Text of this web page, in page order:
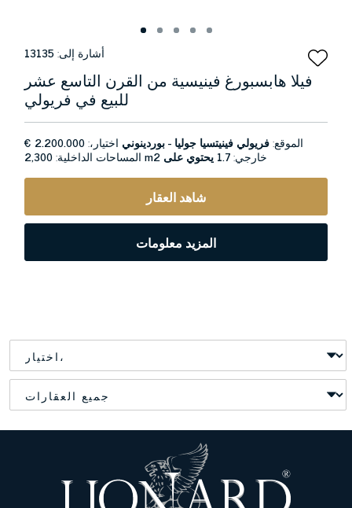
أشارة إلى:13135
فيلا هابسبورغ فينيسية من القرن التاسع عشر
للبيع في فريولي
الموقع:فريولي فينيتسيا جوليا - بوردينوني اختيار،:2.200.000 €
المساحات الداخلية: 2,300 m2 خارجي:1.7 يحتوي على
شاهد العقار
المزيد معلومات